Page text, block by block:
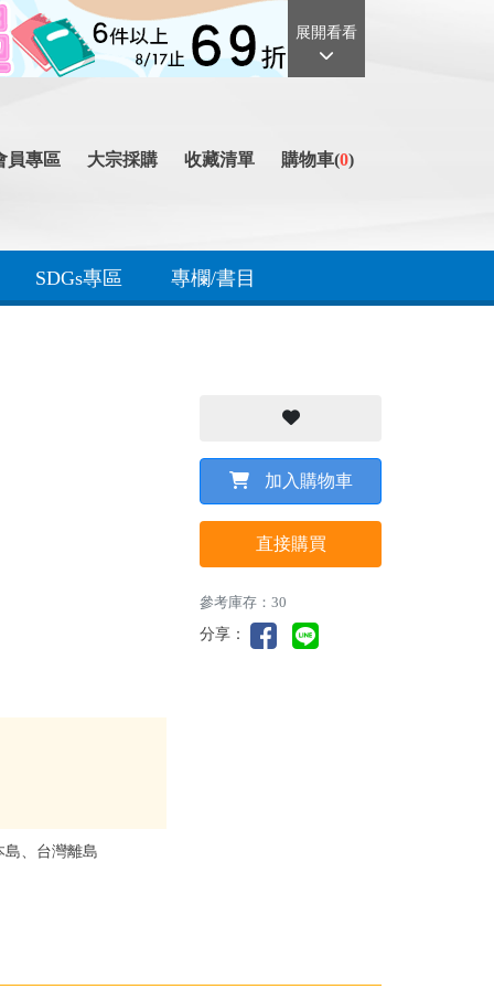
展開看看
員專區 大宗採購 收藏清單 購物車(0)
SDGs專區 專欄/書目
島、台灣離島
加入購物車
直接購買
參考庫存：30
分享：